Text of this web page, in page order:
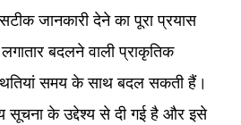
जानकारी देने का पूरा प्रयास
बदलने वाली प्राकृतिक
समय के साथ बदल सकती हैं।
सूचना के उद्देश्य से दी गई है और इसे